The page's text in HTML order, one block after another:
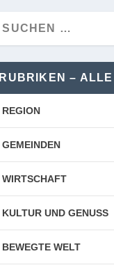
RUBRIKEN –
REGION
GEMEINDEN
WIRTSCHAFT
KULTUR UND GENUSS
BEWEGTE WELT